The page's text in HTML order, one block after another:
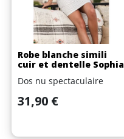
Robe blanche simili
cuir et dentelle Sophia
Dos nu spectaculaire
Prix
31,90 €